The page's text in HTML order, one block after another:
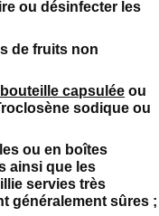
ou désinfecter les
de fruits non
capsulée ou
sodique ou
ou en boîtes
ainsi que les
servies très
généralement sûres ;